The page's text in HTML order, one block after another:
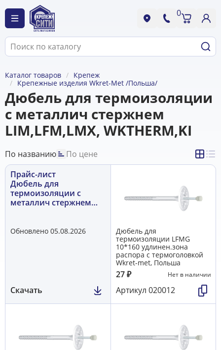
0
Каталог товаров
Крепеж
Крепежные изделия Wkret-Met /Польша/
Дюбель для термоизоляции
с металлич стержнем
LIM,LFM,LMX, WKTHERM,KI
По названию
По цене
Прайс-лист
Дюбель для
термоизоляции с
металлич стержнем
Обновлено 05.08.2026
Скачать
Дюбель для
термоизоляции LFМG
10*160 удлинен.зона
распора с термоголовкой
Wkret-met, Польша
27₽ Нет в наличии
Артикул 020012